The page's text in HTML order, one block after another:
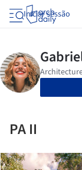
Iniciar sessão
PA II